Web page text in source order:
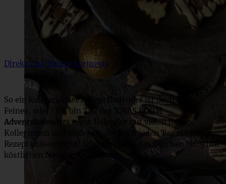
Direkt zum Rezept springen
So ein kulinarischer Adventskalender ist doch etwas
Feines, oder? Ich bin Teil des
XMAS BOOM
Adventskalenders –
ein Kalender mit vielen lieben
Kolleginnen und Kollegen, die Euch jeden Tag ein tolles
Rezept präsentieren! Ich fülle heute das Türchen Nr. 5 mit
köstlichen